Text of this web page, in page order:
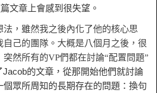
文章上會感到很失望。
，雖然我之後內化了他的核心思
己的團隊。大概是八個月之後，很
然所有的VP們都在討論“配置問題”
Jacob的文章，從那開始他們就討論
眾所周知的長期存在的問題：換句